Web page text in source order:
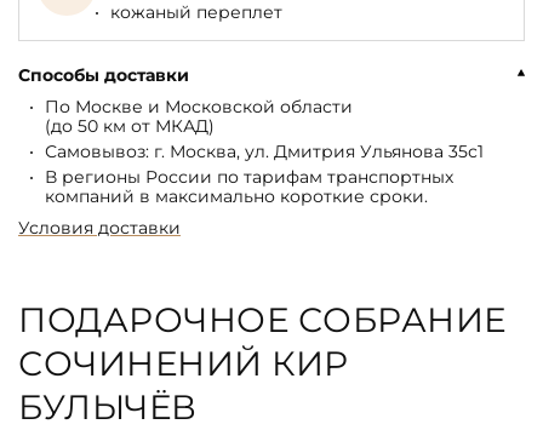
кожаный переплет
Способы доставки
По Москве и Московской области
(до 50 км от МКАД)
Самовывоз: г. Москва, ул. Дмитрия Ульянова 35с1
В регионы России по тарифам транспортных
компаний в максимально короткие сроки.
Условия доставки
ПОДАРОЧНОЕ СОБРАНИЕ
СОЧИНЕНИЙ КИР
БУЛЫЧЁВ